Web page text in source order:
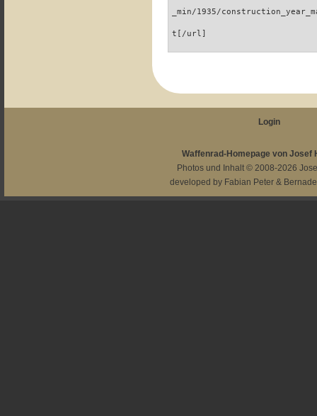
_min/1935/
t[/url]
Login
Waffenrad-Homepage von Josef
Photos und Inhalt © 2008-2026
developed by Fabian Peter &